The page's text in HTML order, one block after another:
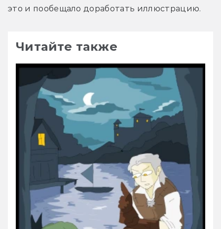
это и пообещало доработать иллюстрацию.
Читайте также